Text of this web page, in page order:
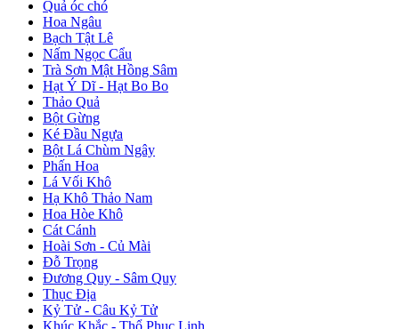
Quả óc chó
Hoa Ngâu
Bạch Tật Lê
Nấm Ngọc Cẩu
Trà Sơn Mật Hồng Sâm
Hạt Ý Dĩ - Hạt Bo Bo
Thảo Quả
Bột Gừng
Ké Đầu Ngựa
Bột Lá Chùm Ngây
Phấn Hoa
Lá Vối Khô
Hạ Khô Thảo Nam
Hoa Hòe Khô
Cát Cánh
Hoài Sơn - Củ Mài
Đỗ Trọng
Đương Quy - Sâm Quy
Thục Địa
Kỷ Tử - Câu Kỷ Tử
Khúc Khắc - Thổ Phục Linh